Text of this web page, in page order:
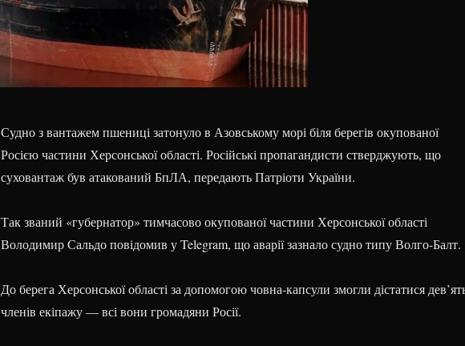
Судно з вантажем пшениці затонуло в Азовському морі біля берегів окупованої
Росією частини Херсонської області. Російські пропагандисти стверджують, що
суховантаж був атакований БпЛА, передають Патріоти України.
Так званий «губернатор» тимчасово окупованої частини Херсонської області
Володимир Сальдо повідомив у Telegram, що аварії зазнало судно типу Волго-Балт.
До берега Херсонської області за допомогою човна-капсули змогли дістатися
членів екіпажу — всі вони громадяни Росії.